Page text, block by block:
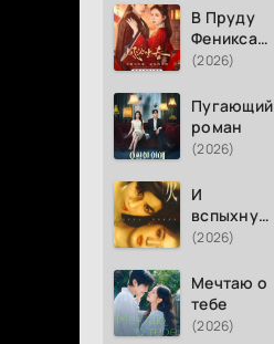
(2026)
В Пруду
Феникса
рождается
(2026)
Пугающий
роман
(2026)
И
вспыхнуло
пламя
(2026)
Мечтаю о
тебе
(2026)